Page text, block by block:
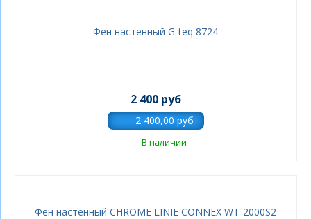
Фен настенный G-teq 8724
2 400 руб
В наличии
Фен настенный CHROME LINIE CONNEX WT-2000S2